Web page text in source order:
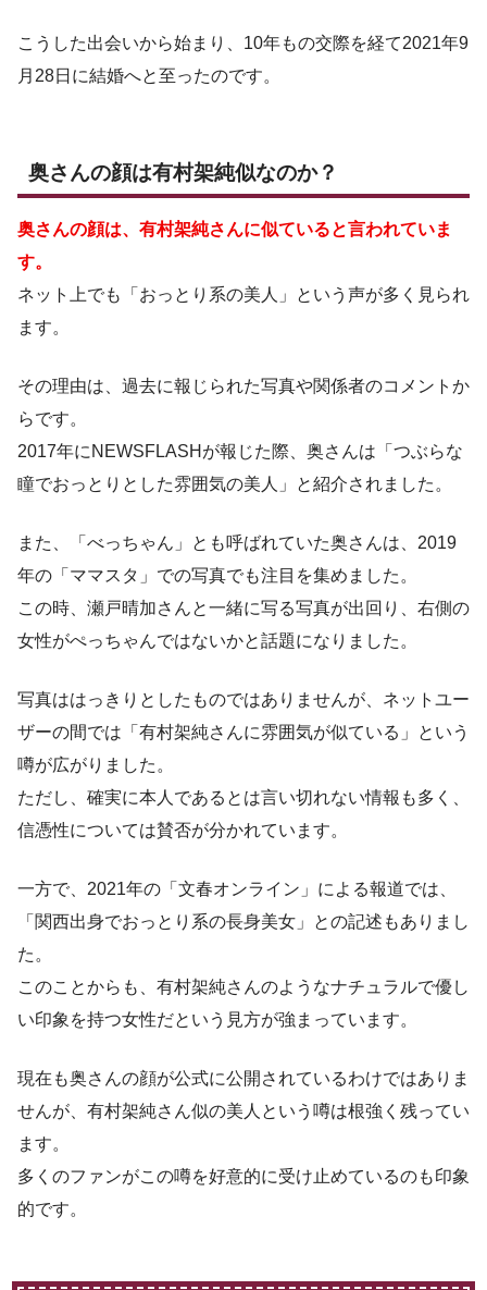
こうした出会いから始まり、10年もの交際を経て2021年9
月28日に結婚へと至ったのです。
奥さんの顔は有村架純似なのか？
奥さんの顔は、有村架純さんに似ていると言われていま
す。
ネット上でも「おっとり系の美人」という声が多く見られ
ます。
その理由は、過去に報じられた写真や関係者のコメントか
らです。
2017年にNEWSFLASHが報じた際、奥さんは「つぶらな
瞳でおっとりとした雰囲気の美人」と紹介されました。
また、「べっちゃん」とも呼ばれていた奥さんは、2019
年の「ママスタ」での写真でも注目を集めました。
この時、瀬戸晴加さんと一緒に写る写真が出回り、右側の
女性がぺっちゃんではないかと話題になりました。
写真ははっきりとしたものではありませんが、ネットユー
ザーの間では「有村架純さんに雰囲気が似ている」という
噂が広がりました。
ただし、確実に本人であるとは言い切れない情報も多く、
信憑性については賛否が分かれています。
一方で、2021年の「文春オンライン」による報道では、
「関西出身でおっとり系の長身美女」との記述もありまし
た。
このことからも、有村架純さんのようなナチュラルで優し
い印象を持つ女性だという見方が強まっています。
現在も奥さんの顔が公式に公開されているわけではありま
せんが、有村架純さん似の美人という噂は根強く残ってい
ます。
多くのファンがこの噂を好意的に受け止めているのも印象
的です。